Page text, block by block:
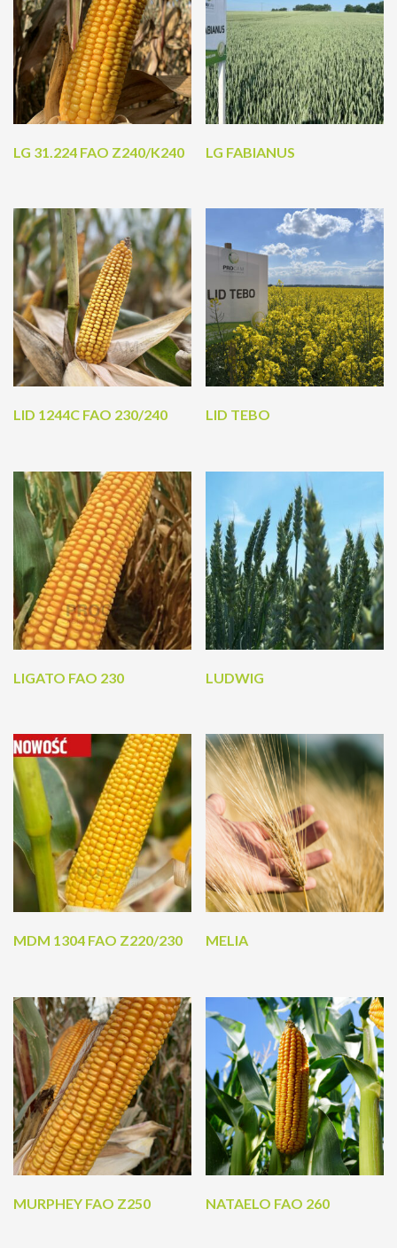
LG 31.224 FAO Z240/K240 LG FABIANUS
LID 1244C FAO 230/240 LID TEBO
LIGATO FAO 230 LUDWIG
MDM 1304 FAO Z220/230 MELIA
MURPHEY FAO Z250 NATAELO FAO 260